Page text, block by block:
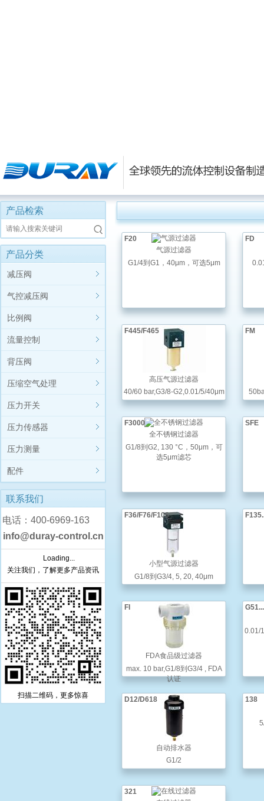
产品检索
请输入搜索关键词
产品分类
减压阀
气控减压阀
比例阀
流量控制
背压阀
压缩空气处理
压力开关
压力传感器
压力测量
配件
联系我们
电话：400-6969-163
info@duray-control.cn
Loading...
关注我们，了解更多产品资讯
扫描二维码，更多惊喜
F20
气源过滤器
G1/4到G1，40μm，可选5μm
FD
F445/F465
高压气源过滤器
40/60 bar,G3/8-G2,0.01/5/40μm
FM
F3000
全不锈钢过滤器
G1/8到G2, 130 °C，50μm，可
选5μm滤芯
SFE
F36/F76/F106
小型气源过滤器
G1/8到G3/4, 5, 20, 40μm
FI
FDA食品级过滤器
max. 10 bar,G1/8到G3/4 , FDA
认证
0.01/
D12/D618
自动排水器
G1/2
138
321